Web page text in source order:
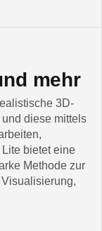
mehr
3D-
diese mittels
bietet eine
Methode zur